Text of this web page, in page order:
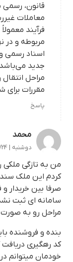
قانون، رسمی
معاملات
فرآیند
مربوطه و در
اسناد رسمی
جدید می‌باشد.
مراحل
مقررات برای
پاسخ
محمد
دوشنبه | 2025/03/24 | 15:12
من به تازگی ملکی
کردم این ملک سند
صرفا بین خریدار و
سامانه ای ثبت
مراحل رو به
بنده و فروشنده
کد رهگیری دریافت
خودمان میتوانم